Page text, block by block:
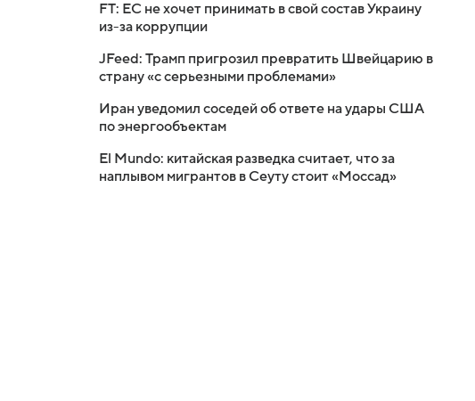
FT: ЕС не хочет принимать в свой состав Украину
из-за коррупции
JFeed: Трамп пригрозил превратить Швейцарию в
страну «с серьезными проблемами»
Иран уведомил соседей об ответе на удары США
по энергообъектам
El Mundo: китайская разведка считает, что за
наплывом мигрантов в Сеуту стоит «Моссад»